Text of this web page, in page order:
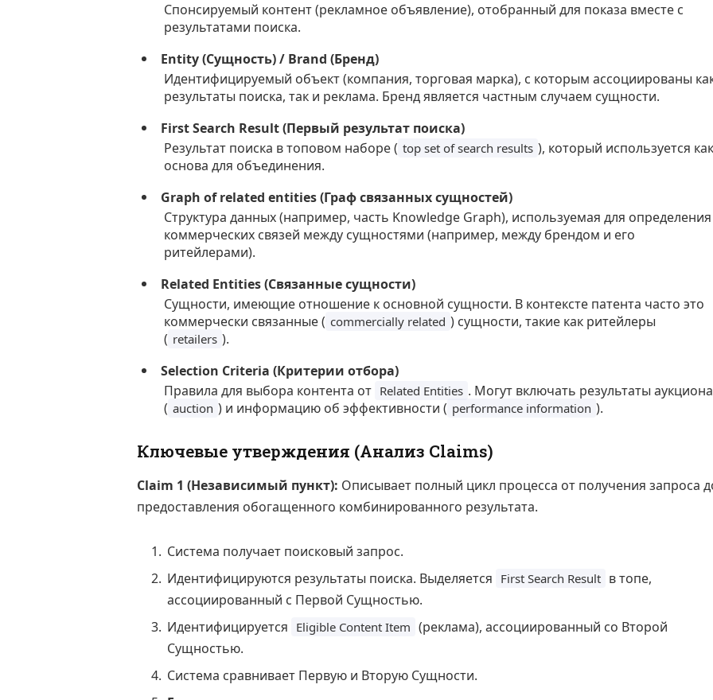
Спонсируемый контент (рекламное объявление), отобранный для показа вместе с
результатами поиска.
Entity (Сущность) / Brand (Бренд)
Идентифицируемый объект (компания, торговая марка), с которым ассоциированы
результаты поиска, так и реклама. Бренд является частным случаем сущности.
First Search Result (Первый результат поиска)
Результат поиска в топовом наборе ( top set of search results ), который используется как
основа для объединения.
Graph of related entities (Граф связанных сущностей)
Структура данных (например, часть Knowledge Graph), используемая для определения
коммерческих связей между сущностями (например, между брендом и его
ритейлерами).
Related Entities (Связанные сущности)
Сущности, имеющие отношение к основной сущности. В контексте патента часто это
коммерчески связанные ( commercially related ) сущности, такие как ритейлеры
( retailers ).
Selection Criteria (Критерии отбора)
Правила для выбора контента от Related Entities . Могут включать результаты аукциона
( auction ) и информацию об эффективности ( performance information ).
Ключевые утверждения (Анализ Claims)
Claim 1 (Независимый пункт): Описывает полный цикл процесса от получения запроса
предоставления обогащенного комбинированного результата.
Система получает поисковый запрос.
Идентифицируются результаты поиска. Выделяется First Search Result в топе,
ассоциированный с Первой Сущностью.
Идентифицируется Eligible Content Item (реклама), ассоциированный со Второй
Сущностью.
Система сравнивает Первую и Вторую Сущности.